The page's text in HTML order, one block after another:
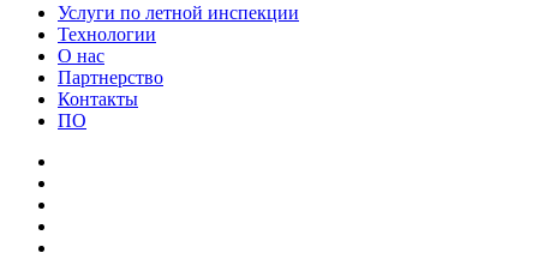
Услуги по летной инспекции
Технологии
О нас
Партнерство
Контакты
ПО